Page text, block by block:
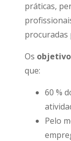
práticas,
procuradas
Os
que:
60 %
Pelo